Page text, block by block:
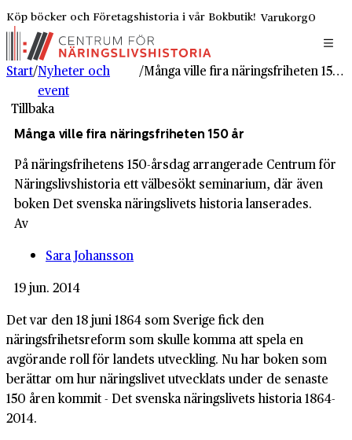
Köp böcker och Företagshistoria i vår Bokbutik! Varukorg0
Start/Nyheter och
event
/ Många ville fira näringsfriheten 150 år
Tillbaka
Många ville fira näringsfriheten 150 år
På näringsfrihetens 150-årsdag arrangerade Centrum för
Näringslivshistoria ett välbesökt seminarium, där även
boken Det svenska näringslivets historia lanserades.
Av
Sara Johansson
19 jun. 2014
Det var den 18 juni 1864 som Sverige fick den
näringsfrihetsreform som skulle komma att spela en
avgörande roll för landets utveckling. Nu har boken som
berättar om hur näringslivet utvecklats under de senaste
150 åren kommit - Det svenska näringslivets historia 1864-
2014.